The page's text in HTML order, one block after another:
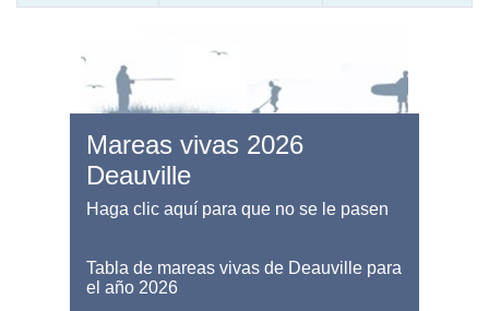
Mareas vivas 2026
Deauville
Haga clic aquí para que no se le pasen
Tabla de mareas vivas de Deauville para
el año 2026